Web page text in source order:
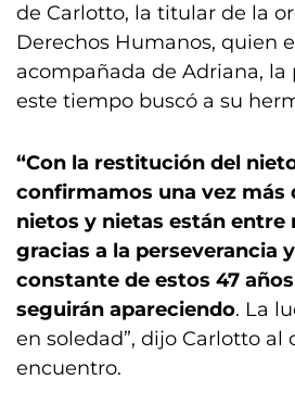
de Carlotto, la titular de la
Derechos Humanos, quien
acompañada de Adriana, la
este tiempo buscó a su
“Con la restitución del
confirmamos una vez más
nietos y nietas están entre
gracias a la perseverancia
constante de estos 47
seguirán apareciendo. La
en soledad”, dijo Carlotto al
encuentro.